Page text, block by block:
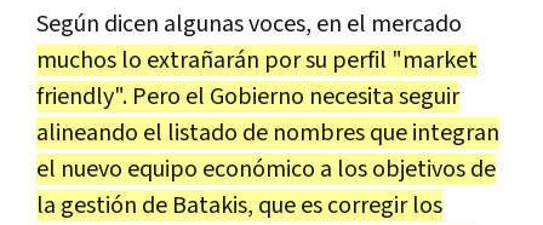
Según dicen algunas voces, en el mercado
muchos lo extrañarán por su perfil "market
friendly". Pero el Gobierno necesita seguir
alineando el listado de nombres que integran
el nuevo equipo económico a los objetivos de
la gestión de Batakis, que es corregir los